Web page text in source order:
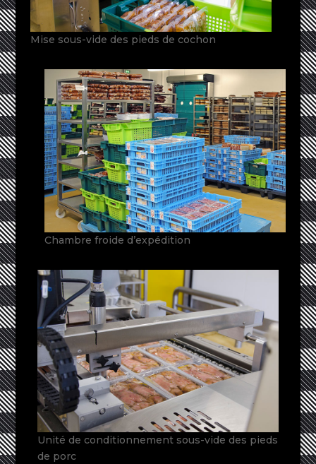
Mise sous-vide des pieds de cochon
Chambre froide d’expédition
Unité de conditionnement sous-vide des pieds
de porc